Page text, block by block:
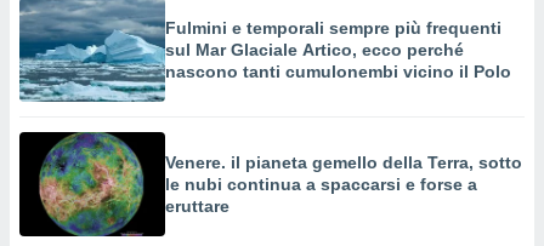
Fulmini e temporali sempre più frequenti
sul Mar Glaciale Artico, ecco perché
nascono tanti cumulonembi vicino il Polo
Venere. il pianeta gemello della Terra, sotto
le nubi continua a spaccarsi e forse a
eruttare